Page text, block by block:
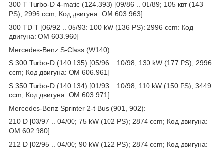
300 T Turbo-D 4-matic (124.393) [09/86 .. 01/89; 105 квт (143
PS); 2996 ccm; Код двигуна: OM 603.963]
300 TD T [06/92 .. 05/93; 100 kW (136 PS); 2996 ccm; Код
двигуна: OM 603.960]
Mercedes-Benz S-Class (W140):
S 300 Turbo-D (140.135) [05/96 .. 10/98; 130 kW (177 PS); 2996
ccm; Код двигуна: OM 606.961]
S 350 Turbo-D (140.134) [01/93 .. 10/98; 110 kW (150 PS); 3449
ccm; Код двигуна: OM 603.971]
Mercedes-Benz Sprinter 2-t Bus (901, 902):
210 D [03/97 .. 04/00; 75 kW (102 PS); 2874 ccm; Код двигуна:
OM 602.980]
212 D [02/95 .. 04/00; 90 kW (122 PS); 2874 ccm; Код двигуна: